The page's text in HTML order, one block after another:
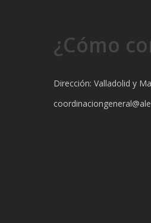
¿Cómo
Dirección: Valladolid y